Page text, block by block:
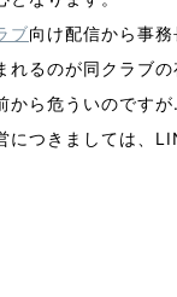
ブ向け配信から事
れるのが同クラブの
から危ういのですが
につきましては、